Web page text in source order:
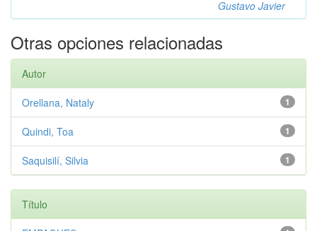
Gustavo Javier
Otras opciones relacionadas
Autor
1
Orellana, Nataly
1
Quindi, Toa
1
Saquisilí, Silvia
Título